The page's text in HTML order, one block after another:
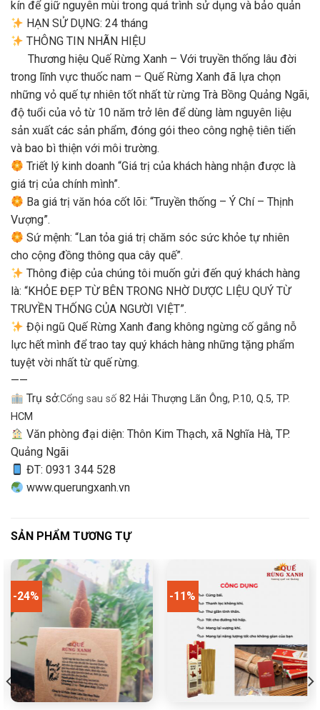
kín để giữ nguyên mùi trong quá trình sử dụng và bảo quản
HẠN SỬ DỤNG: 24 tháng
THÔNG TIN NHÃN HIỆU
Thương hiệu Quế Rừng Xanh – Với truyền thống lâu đời
trong lĩnh vực thuốc nam – Quế Rừng Xanh đã lựa chọn
những vỏ quế tự nhiên tốt nhất từ rừng Trà Bồng Quảng Ngãi,
độ tuổi của vỏ từ 10 năm trở lên để dùng làm nguyên liệu
sản xuất các sản phẩm, đóng gói theo công nghệ tiên tiến
và bao bì thiện với môi trường.
Triết lý kinh doanh “Giá trị của khách hàng nhận được là
giá trị của chính mình”.
Ba giá trị văn hóa cốt lõi: “Truyền thống – Ý Chí – Thịnh
Vượng”.
Sứ mệnh: “Lan tỏa giá trị chăm sóc sức khỏe tự nhiên
cho cộng đồng thông qua cây quế”.
Thông điệp của chúng tôi muốn gửi đến quý khách hàng
là: “KHỎE ĐẸP TỪ BÊN TRONG NHỜ DƯỢC LIỆU QUÝ TỪ
TRUYỀN THỐNG CỦA NGƯỜI VIỆT”.
Đội ngũ Quế Rừng Xanh đang không ngừng cố gắng nỗ
lực hết mình để trao tay quý khách hàng những tặng phẩm
tuyệt vời nhất từ quế rừng.
——
Trụ sở:Cổng sau số82 Hải Thượng Lãn Ông, P.10, Q.5, TP.
HCM
Văn phòng đại diện: Thôn Kim Thạch, xã Nghĩa Hà, TP.
Quảng Ngãi
ĐT: 0931 344 528
www.querungxanh.vn
SẢN PHẨM TƯƠNG TỰ
-24% -11%